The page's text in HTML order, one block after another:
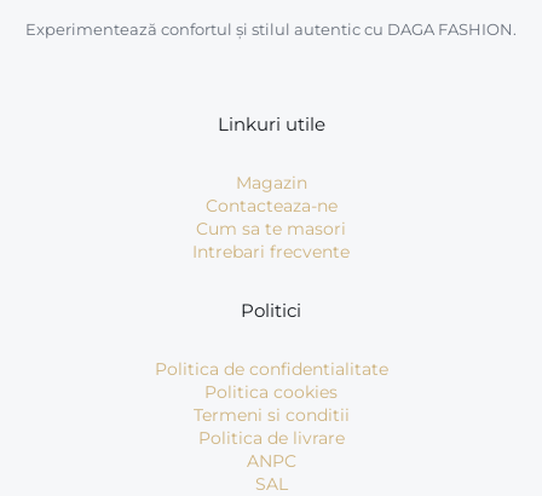
Experimentează confortul și stilul autentic cu DAGA FASHION.
Linkuri utile
Magazin
Contacteaza-ne
Cum sa te masori
Intrebari frecvente
Politici
Politica de confidentialitate
Politica cookies
Termeni si conditii
Politica de livrare
ANPC
SAL